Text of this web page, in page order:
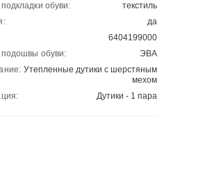
обуви:
текстиль
да
6404199000
обуви:
ЭВА
Утепленные дутики с шерстяным
мехом
Дутики - 1 пара